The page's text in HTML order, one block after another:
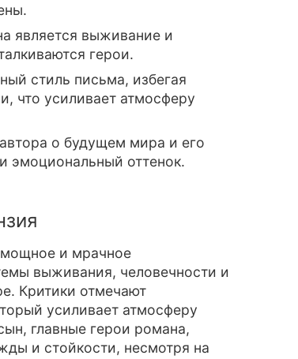
является выживание и
герои.
стиль письма, избегая
что усиливает атмосферу
о будущем мира и его
эмоциональный оттенок.
и мрачное
выживания, человечности и
Критики отмечают
усиливает атмосферу
главные герои романа,
и стойкости, несмотря на